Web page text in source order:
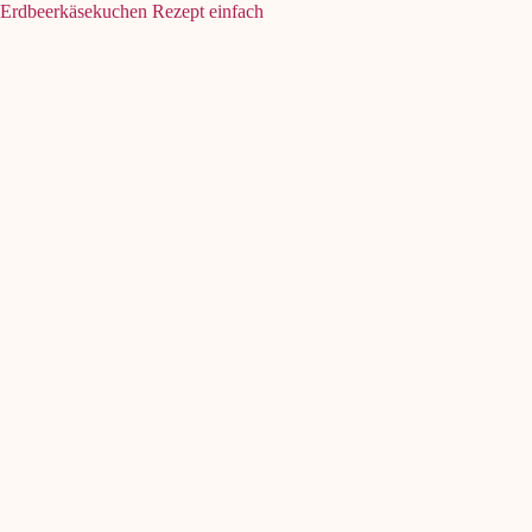
Erdbeerkäsekuchen Rezept einfach